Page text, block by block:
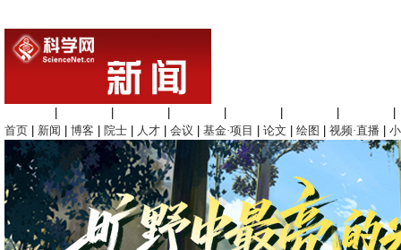
首页
新闻 博客 院士 人才 会议 基金·项目 论文 绘图 视频·直播